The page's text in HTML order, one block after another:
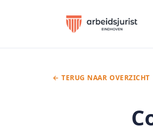
← TERUG NAAR OVERZICHT